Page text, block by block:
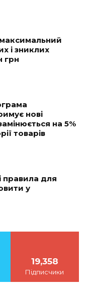
і зниклих
грн
нові
на 5%
товарів
правила для
у
19,358
Підписчики